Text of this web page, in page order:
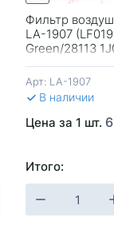
Фильтр
LA-1907
Green/28113
Арт: LA-1907
В наличии
Цена за 1 шт.
Итого:
+ В